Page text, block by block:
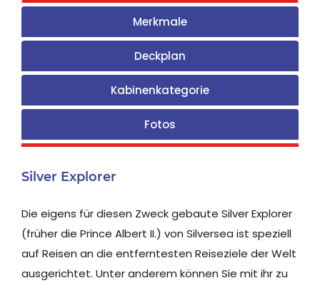
Merkmale
Deckplan
Kabinenkategorie
Fotos
Silver Explorer
Die eigens für diesen Zweck gebaute Silver Explorer
(früher die Prince Albert II.) von Silversea ist speziell
auf Reisen an die entferntesten Reiseziele der Welt
ausgerichtet. Unter anderem können Sie mit ihr zu